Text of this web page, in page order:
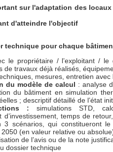
sur l'adaptation des
d'atteindre l'objectif
technique pour chaque
le propriétaire / l’exploitant /
de travaux déjà réalisés,
mesures, entretien avec
du modèle de calcul : analyse
du bâtiment en simulation
; descriptif détaillé de l’état
: simulations STD,
temps de
scénarios, qui constitueront le
(en valeur relative ou
de l’avis ou de la note
dossier technique